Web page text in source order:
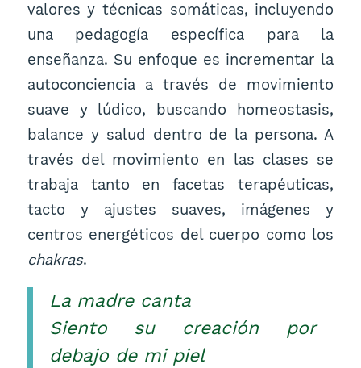
valores y técnicas somáticas, incluyendo
una pedagogía específica para la
enseñanza. Su enfoque es incrementar la
autoconciencia a través de movimiento
suave y lúdico, buscando homeostasis,
balance y salud dentro de la persona. A
través del movimiento en las clases se
trabaja tanto en facetas terapéuticas,
tacto y ajustes suaves, imágenes y
centros energéticos del cuerpo como los
chakras.
La madre canta
Siento su creación por
debajo de mi piel